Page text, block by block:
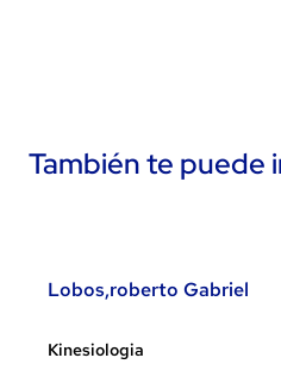
También te puede
Lobos,roberto Gabriel
Kinesiologia